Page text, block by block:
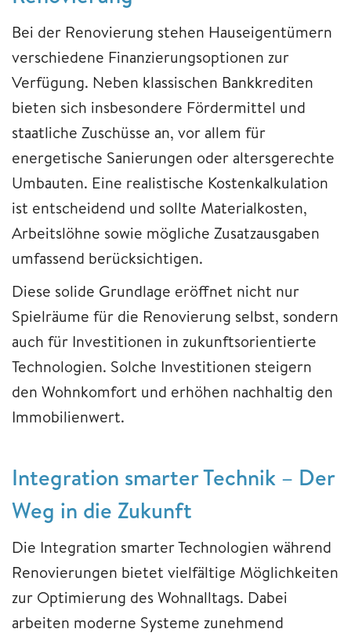
Bei der Renovierung stehen Hauseigentümern
verschiedene Finanzierungsoptionen zur
Verfügung. Neben klassischen Bankkrediten
bieten sich insbesondere Fördermittel und
staatliche Zuschüsse an, vor allem für
energetische Sanierungen oder altersgerechte
Umbauten. Eine realistische Kostenkalkulation
ist entscheidend und sollte Materialkosten,
Arbeitslöhne sowie mögliche Zusatzausgaben
umfassend berücksichtigen.
Diese solide Grundlage eröffnet nicht nur
Spielräume für die Renovierung selbst, sondern
auch für Investitionen in zukunftsorientierte
Technologien. Solche Investitionen steigern
den Wohnkomfort und erhöhen nachhaltig den
Immobilienwert.
Integration smarter Technik – Der
Weg in die Zukunft
Die Integration smarter Technologien während
Renovierungen bietet vielfältige Möglichkeiten
zur Optimierung des Wohnalltags. Dabei
arbeiten moderne Systeme zunehmend